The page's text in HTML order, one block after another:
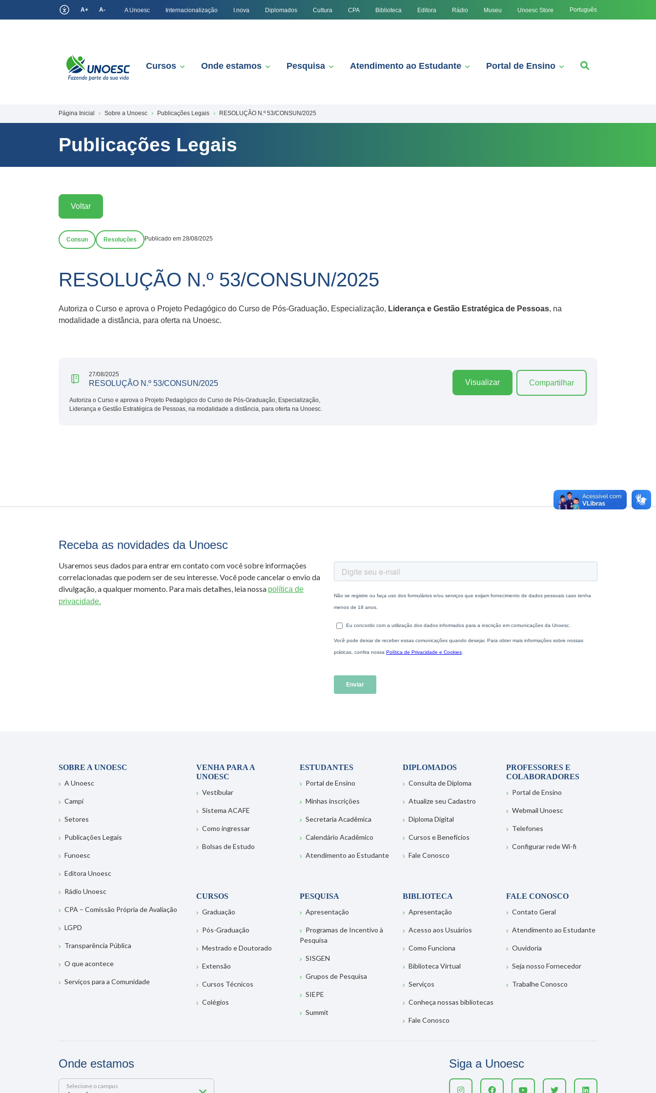
A+ A- A Unoesc Internacionalização I.nova Diplomados Cultura CPA Biblioteca Editora Rádio Museu Unoesc Store Português
Cursos Onde estamos Pesquisa Atendimento ao Estudante Portal de Ensino
Página Inicial Sobre a Unoesc Publicações Legais RESOLUÇÃO N.º 53/CONSUN/2025
Publicações Legais
Voltar
Consun Resoluções Publicado em 28/08/2025
RESOLUÇÃO N.º 53/CONSUN/2025
Autoriza o Curso e aprova o Projeto Pedagógico do Curso de Pós-Graduação, Especialização, Liderança e Gestão Estratégica de Pessoas, na
modalidade a distância, para oferta na Unoesc.
27/08/2025
RESOLUÇÃO N.º 53/CONSUN/2025
Autoriza o Curso e aprova o Projeto Pedagógico do Curso de Pós-Graduação, Especialização,
Liderança e Gestão Estratégica de Pessoas, na modalidade a distância, para oferta na Unoesc.
Visualizar Compartilhar
Receba as novidades da Unoesc
Usaremos seus dados para entrar em contato com você sobre informações
correlacionadas que podem ser de seu interesse. Você pode cancelar o envio da
divulgação, a qualquer momento. Para mais detalhes, leia nossa política de
privacidade.
SOBRE A UNOESC
A Unoesc
Campi
Setores
Publicações Legais
Funoesc
Editora Unoesc
Rádio Unoesc
CPA – Comissão Própria de Avaliação
LGPD
Transparência Pública
O que acontece
Serviços para a Comunidade
VENHA PARA A
UNOESC
Vestibular
Sistema ACAFE
Como ingressar
Bolsas de Estudo
ESTUDANTES
Portal de Ensino
Minhas inscrições
Secretaria Acadêmica
Calendário Acadêmico
Atendimento ao Estudante
DIPLOMADOS
Consulta de Diploma
Atualize seu Cadastro
Diploma Digital
Cursos e Benefícios
Fale Conosco
PROFESSORES E
COLABORADORES
Portal de Ensino
Webmail Unoesc
Telefones
Configurar rede Wi-fi
CURSOS
Graduação
Pós-Graduação
Mestrado e Doutorado
Extensão
Cursos Técnicos
Colégios
PESQUISA
Apresentação
Programas de Incentivo à
Pesquisa
SISGEN
Grupos de Pesquisa
SIEPE
Summit
BIBLIOTECA
Apresentação
Acesso aos Usuários
Como Funciona
Biblioteca Virtual
Serviços
Conheça nossas bibliotecas
Fale Conosco
FALE CONOSCO
Contato Geral
Atendimento ao Estudante
Ouvidoria
Seja nosso Fornecedor
Trabalhe Conosco
Onde estamos
Selecione o campus
Siga a Unoesc